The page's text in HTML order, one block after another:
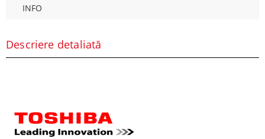
INFO
Descriere detaliată